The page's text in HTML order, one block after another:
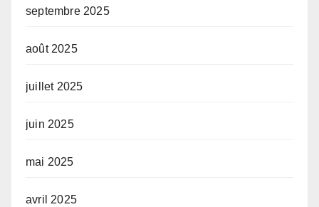
septembre 2025
août 2025
juillet 2025
juin 2025
mai 2025
avril 2025